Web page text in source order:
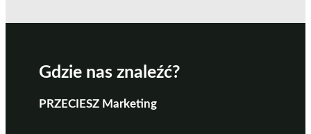
Gdzie nas znaleźć?
PRZECIESZ Marketing